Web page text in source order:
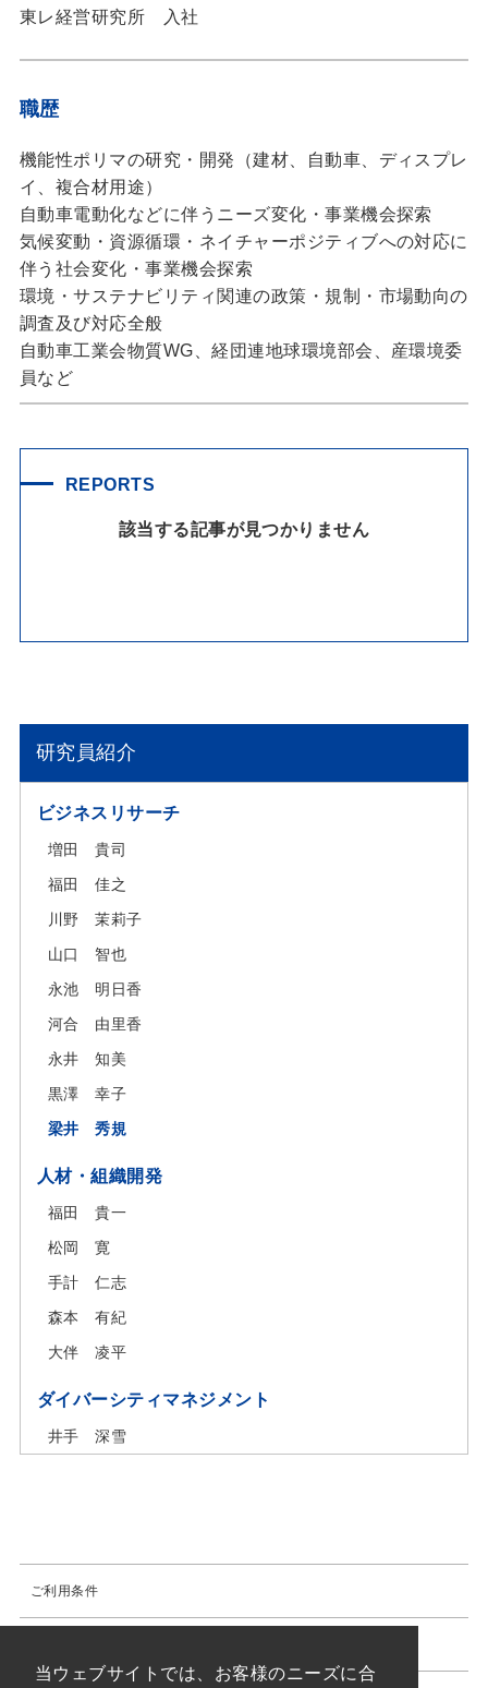
当ウェブサイトでは、お客様のニーズに合
東レ経営研究所 入社
職歴
機能性ポリマの研究・開発（建材、自動車、ディスプレ
イ、複合材用途）
自動車電動化などに伴うニーズ変化・事業機会探索
気候変動・資源循環・ネイチャーポジティブへの対応に
伴う社会変化・事業機会探索
環境・サステナビリティ関連の政策・規制・市場動向の
調査及び対応全般
自動車工業会物質WG、経団連地球環境部会、産環境委
員など
REPORTS
該当する記事が見つかりません
研究員紹介
ビジネスリサーチ
増田 貴司
福田 佳之
川野 茉莉子
山口 智也
永池 明日香
河合 由里香
永井 知美
黒澤 幸子
梁井 秀規
人材・組織開発
福田 貴一
松岡 寛
手計 仁志
森本 有紀
大伴 凌平
ダイバーシティマネジメント
井手 深雪
ご利用条件